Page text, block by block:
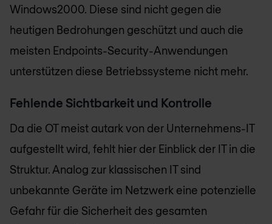
Windows2000. Diese sind nicht gegen die
heutigen Bedrohungen geschützt und auch die
meisten Endpoints-Security-Anwendungen
unterstützen diese Betriebssysteme nicht mehr.
Fehlende Sichtbarkeit und Kontrolle
Da die OT meist autark von der Unternehmens-IT
aufgestellt wird, fehlt hier der Einblick der IT in die
Struktur. Analog zur klassischen IT sind
unbekannte Geräte im Netzwerk eine potenzielle
Gefahr für die Sicherheit des gesamten